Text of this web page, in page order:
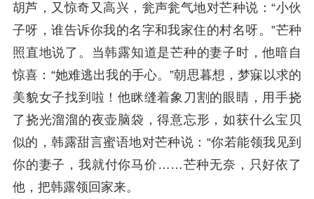
胡芦，又惊奇又高兴，瓮声瓮气地对芒种说：“小伙
子呀，谁告诉你我的名字和我家住的村名呀。”芒种
照直地说了。当韩露知道是芒种的妻子时，他暗自
惊喜：“她难逃出我的手心。”朝思暮想，梦寐以求的
美貌女子找到啦！他眯缝着象刀割的眼睛，用手挠
了挠光溜溜的夜壶脑袋，得意忘形，如获什么宝贝
似的，韩露甜言蜜语地对芒种说：“你若能领我见到
你的妻子，我就付你马价……芒种无奈，只好依了
他，把韩露领回家来。